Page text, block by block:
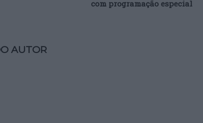
com programação especial
AUTOR